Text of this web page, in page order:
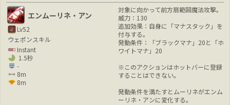
エンムーリネ・アン
Lv52
ウェポンスキル
Instant
1.5秒
-
8m
8m
対象に向かって前方扇範囲魔法攻撃。
威力：130
追加効果：自身に「マナスタック」を
付与する。
発動条件：「ブラックマナ」20と「ホ
ワイトマナ」20
※このアクションはホットバーに登録
することはできない。
発動条件を満たすとムーリネがエンム
ーリネ・アンに変化する。